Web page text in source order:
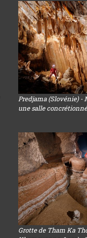
Predjama (Slovénie) -
une salle
Grotte de Tham Ka